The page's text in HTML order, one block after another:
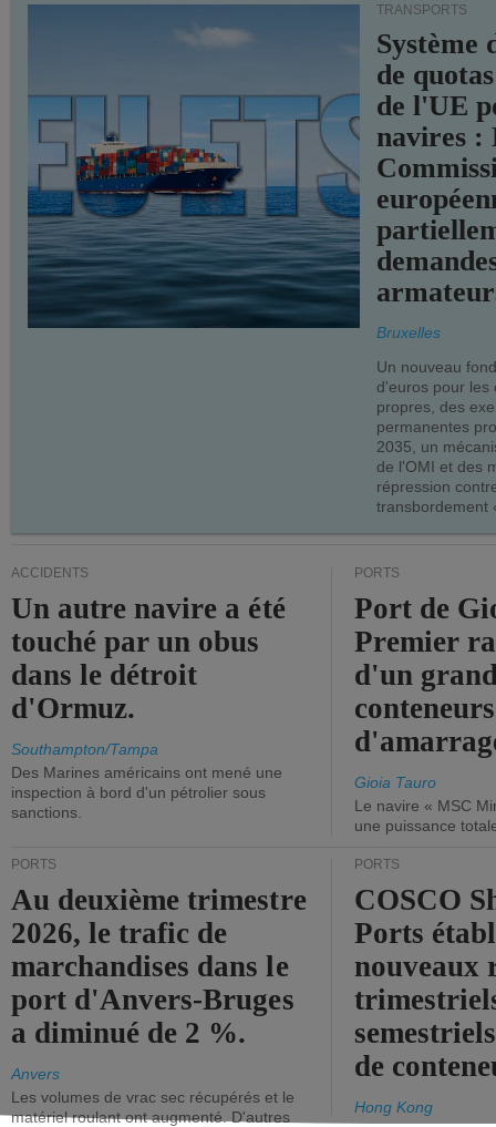
TRANSPORTS
Système
de
de l'UE
navires :
Bruxelles
Un nouveau
d'euros pour les
propres, des
permanentes
2035, un
de l'OMI et des
répression
transbordement
ACCIDENTS
Un autre navire a été
touché par un obus
dans le détroit
d'Ormuz.
Southampton/Tampa
Des Marines américains ont mené une
inspection à bord d'un pétrolier sous
sanctions.
PORTS
Port de
Premier
d'un
Gioia Tauro
Le navire « MSC
une puissance
PORTS
Au deuxième trimestre
2026, le trafic de
marchandises dans le
port d'Anvers-Bruges
a diminué de 2 %.
Anvers
Les volumes de vrac sec récupérés et le
matériel roulant ont augmenté. D'autres
PORTS
COSCO
Ports
nouveaux
de
Hong Kong